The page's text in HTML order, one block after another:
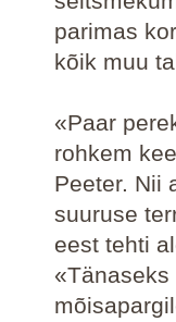
parimas
kõik muu
«Paar
rohkem
Peeter. Nii
suuruse
eest tehti